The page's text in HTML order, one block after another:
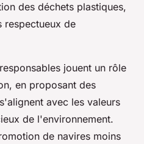
des déchets plastiques,
respectueux de
jouent un rôle
en proposant des
avec les valeurs
de l'environnement.
de navires moins